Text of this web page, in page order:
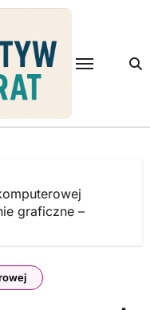
graficzne –